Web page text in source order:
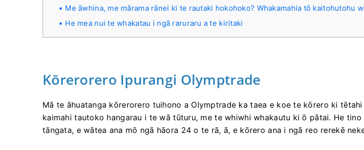
Me āwhina, me mārama rānei ki te rautaki hokohoko? Whakamahia tō kaitohutohu
He mea nui te whakatau i ngā raruraru a te kiritaki
Kōrerorero Ipurangi Olymptrade
Mā te āhuatanga kōrerorero tuihono a Olymptrade ka taea e koe te kōrero ki
kaimahi tautoko hangarau i te wā tūturu, me te whiwhi whakautu ki ō pātai. He tino
tāngata, e wātea ana mō ngā hāora 24 o te rā, ā, e kōrero ana i ngā reo rerekē